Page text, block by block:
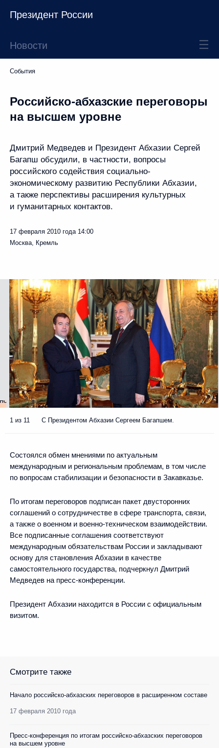
Президент России
Новости
События
Российско-абхазские переговоры
на высшем уровне
Дмитрий Медведев и Президент Абхазии Сергей
Багапш обсудили, в частности, вопросы
российского содействия социально-
экономическому развитию Республики Абхазии,
а также перспективы расширения культурных
и гуманитарных контактов.
17 февраля 2010 года 14:00
Москва, Кремль
1 из 11 С Президентом Абхазии Сергеем Багапшем.
Состоялся обмен мнениями по актуальным
международным и региональным проблемам, в том числе
по вопросам стабилизации и безопасности в Закавказье.
По итогам переговоров подписан пакет двусторонних
соглашений о сотрудничестве в сфере транспорта, связи,
а также о военном и военно-техническом взаимодействии.
Все подписанные соглашения соответствуют
международным обязательствам России и закладывают
основу для становления Абхазии в качестве
самостоятельного государства, подчеркнул Дмитрий
Медведев на пресс-конференции.
Президент Абхазии находится в России с официальным
визитом.
Смотрите также
Начало российско-абхазских переговоров в расширенном составе
17 февраля 2010 года
Пресс-конференция по итогам российско-абхазских переговоров
на высшем уровне